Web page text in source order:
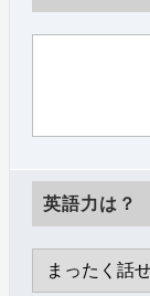
英語力は？